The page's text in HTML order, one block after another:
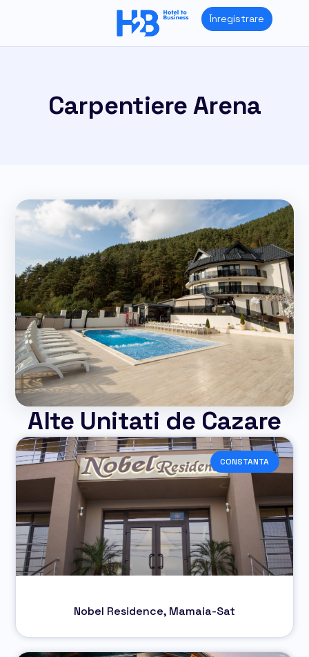
Înregistrare
Carpentiere Arena
Alte Unitati de Cazare
CONSTANTA
Nobel Residence, Mamaia-Sat